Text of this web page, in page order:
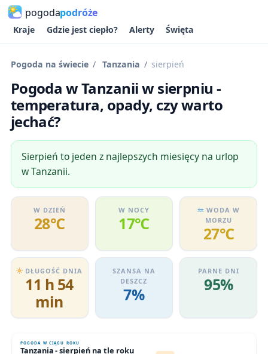
pogodapodróże
Kraje Gdzie jest ciepło? Alerty Święta
Pogoda na świecie Tanzania sierpień
Pogoda w Tanzanii w sierpniu -
temperatura, opady, czy warto
jechać?
Sierpień to jeden z najlepszych miesięcy na urlop
w Tanzanii.
W DZIEŃ
28℃
W NOCY
17℃
WODA W
MORZU
27℃
DŁUGOŚĆ DNIA
11 h 54
min
SZANSA NA
DESZCZ
7%
PARNE DNI
95%